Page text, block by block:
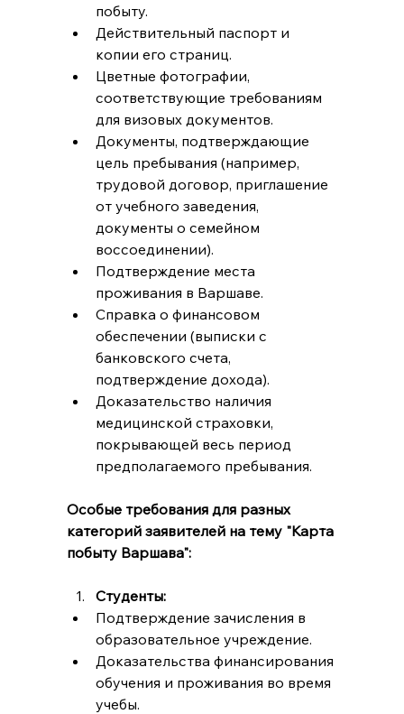
побыту.
Действительный паспорт и
копии его страниц.
Цветные фотографии,
соответствующие требованиям
для визовых документов.
Документы, подтверждающие
цель пребывания (например,
трудовой договор, приглашение
от учебного заведения,
документы о семейном
воссоединении).
Подтверждение места
проживания в Варшаве.
Справка о финансовом
обеспечении (выписки с
банковского счета,
подтверждение дохода).
Доказательство наличия
медицинской страховки,
покрывающей весь период
предполагаемого пребывания.
Особые требования для разных
категорий заявителей на тему "Карта
побыту Варшава":
Студенты:
Подтверждение зачисления в
образовательное учреждение.
Доказательства финансирования
обучения и проживания во время
учебы.